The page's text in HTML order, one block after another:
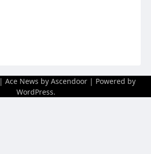
| Ace News by Ascendoor | Powered by
WordPress.